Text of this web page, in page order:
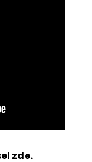
zde.